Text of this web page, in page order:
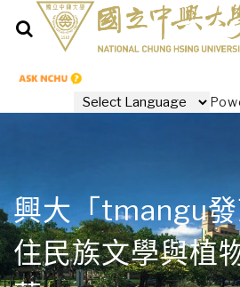
興大「tmangu
住民族文學與植